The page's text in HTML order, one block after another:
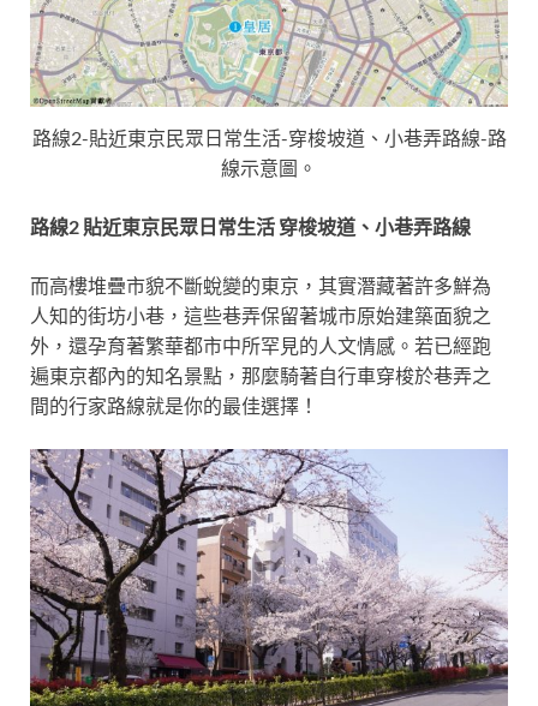
路線2-貼近東京民眾日常生活-穿梭坡道、小巷弄路線-路
線示意圖。
路線2 貼近東京民眾日常生活 穿梭坡道、小巷弄路線
而高樓堆疊市貌不斷蛻變的東京，其實潛藏著許多鮮為
人知的街坊小巷，這些巷弄保留著城市原始建築面貌之
外，還孕育著繁華都市中所罕見的人文情感。若已經跑
遍東京都內的知名景點，那麼騎著自行車穿梭於巷弄之
間的行家路線就是你的最佳選擇！